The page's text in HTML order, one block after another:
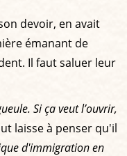
devoir, en avait
émanant de
Il faut saluer leur
Si ça veut l’ouvrir,
laisse à penser qu'il
d'immigration en